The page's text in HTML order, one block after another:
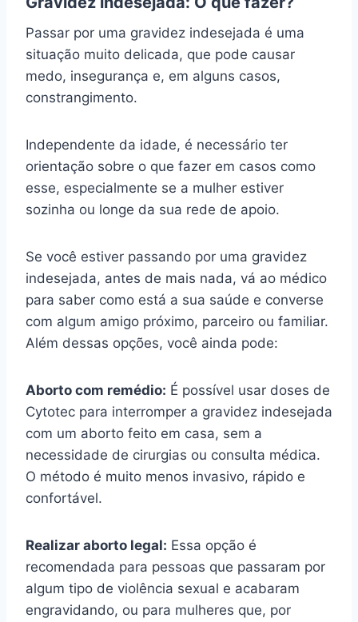
Passar por uma gravidez indesejada é uma
situação muito delicada, que pode causar
medo, insegurança e, em alguns casos,
constrangimento.
Independente da idade, é necessário ter
orientação sobre o que fazer em casos como
esse, especialmente se a mulher estiver
sozinha ou longe da sua rede de apoio.
Se você estiver passando por uma gravidez
indesejada, antes de mais nada, vá ao médico
para saber como está a sua saúde e converse
com algum amigo próximo, parceiro ou familiar.
Além dessas opções, você ainda pode:
Aborto com remédio: É possível usar doses de
Cytotec para interromper a gravidez indesejada
com um aborto feito em casa, sem a
necessidade de cirurgias ou consulta médica.
O método é muito menos invasivo, rápido e
confortável.
Realizar aborto legal: Essa opção é
recomendada para pessoas que passaram por
algum tipo de violência sexual e acabaram
engravidando, ou para mulheres que, por